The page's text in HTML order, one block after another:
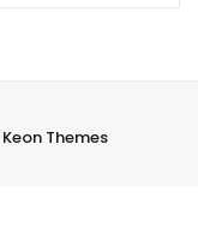
Keon Themes